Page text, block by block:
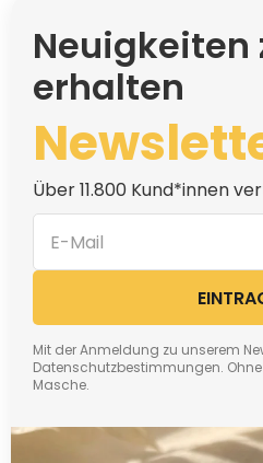
Neuigkeiten
erhalten
Über 11.800 Kund*innen
Mit der Anmeldung zu unserem
Datenschutzbestimmungen.
Masche.